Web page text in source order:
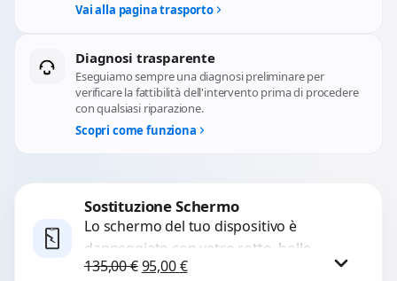
Vai alla pagina trasporto
Diagnosi trasparente
Eseguiamo sempre una diagnosi preliminare per
verificare la fattibilità dell'intervento prima di procedere
con qualsiasi riparazione.
Scopri come funziona
Sostituzione Schermo
Lo schermo del tuo dispositivo è
danneggiato con vetro rotto, bolle,
macchie, schermo nero o pixel morti?
135,00€Il prezzo originale era: 135,00 €.
95,00€Il prezzo attuale è: 95,00 €.